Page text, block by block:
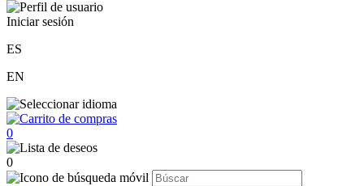
Iniciar sesión
ES
EN
0
0